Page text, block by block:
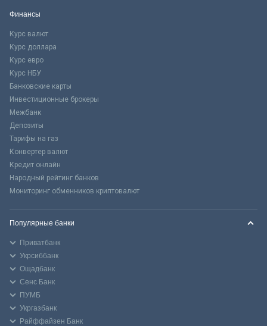
Финансы
Курс валют
Курс доллара
Курс евро
Курс НБУ
Банковские карты
Инвестиционные брокеры
Межбанк
Депозиты
Тарифы на газ
Конвертер валют
Кредит онлайн
Народный рейтинг банков
Мониторинг обменников криптовалют
Популярные банки
Приватбанк
Укрсиббанк
Ощадбанк
Сенс Банк
ПУМБ
Укргазбанк
Райффайзен Банк